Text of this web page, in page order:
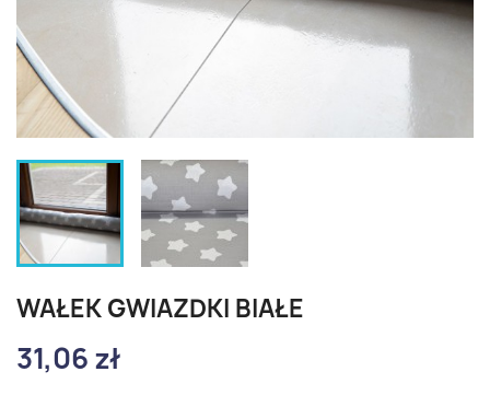
WAŁEK GWIAZDKI BIAŁE
31,06 zł